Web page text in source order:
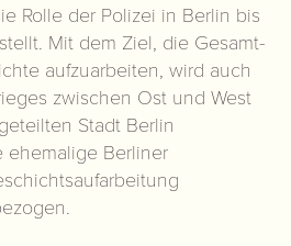
Rolle der Polizei in Berlin bis
Mit dem Ziel, die Gesamt-
aufzuarbeiten, wird auch
zwischen Ost und West
Stadt Berlin
Berliner